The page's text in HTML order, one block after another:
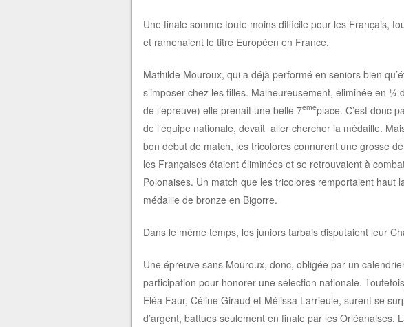
Une finale somme toute moins difficile pour les Français,
et ramenaient le titre Européen en France.
Mathilde Mouroux, qui a déjà performé en seniors bien
s’imposer chez les filles. Malheureusement, éliminée en
de l’épreuve) elle prenait une belle 7èmeplace. C’est donc
de l’équipe nationale, devait aller chercher la médaille.
bon début de match, les tricolores connurent une grosse
les Françaises étaient éliminées et se retrouvaient à
Polonaises. Un match que les tricolores remportaient haut
médaille de bronze en Bigorre.
Dans le même temps, les juniors tarbais disputaient leur
Une épreuve sans Mouroux, donc, obligée par un
participation pour honorer une sélection nationale.
Eléa Faur, Céline Giraud et Mélissa Larrieule, surent se
d’argent, battues seulement en finale par les Orléanaises.